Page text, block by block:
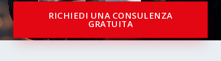
RICHIEDI UNA CONSULENZA
GRATUITA